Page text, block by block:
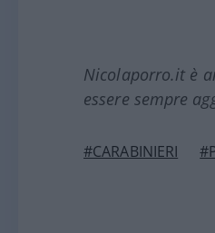
Nicolaporro.it è
essere sempre
#CARABINIERI